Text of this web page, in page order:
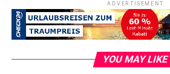
Gemälde wirkenden Motive hat der
Journalist in den letzten Jahren auf
Inselerkundungen zusammen
Die Mallorca-Bilder von Arne
ADVERTISEMENT
YOU MAY LIKE